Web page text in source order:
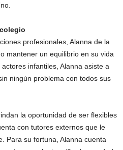
profesionales, Alanna de la
mantener un equilibrio en su vida
infantiles, Alanna asiste a
ningún problema con todos sus
la oportunidad de ser flexibles
con tutores externos que le
Para su fortuna, Alanna cuenta